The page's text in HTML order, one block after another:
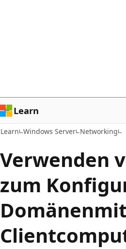
Learn
Learn Windows Server Networking
Verwenden
zum